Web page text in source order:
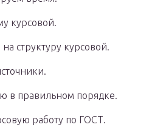
курсовой.
структуру курсовой.
в правильном порядке.
работу по ГОСТ.